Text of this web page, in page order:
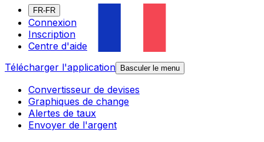
FR-FR
Connexion
Inscription
Centre d'aide
Télécharger l'application
Basculer le menu
Convertisseur de devises
Graphiques de change
Alertes de taux
Envoyer de l'argent